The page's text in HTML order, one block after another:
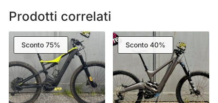
Prodotti correlati
Sconto 75% Sconto 40%